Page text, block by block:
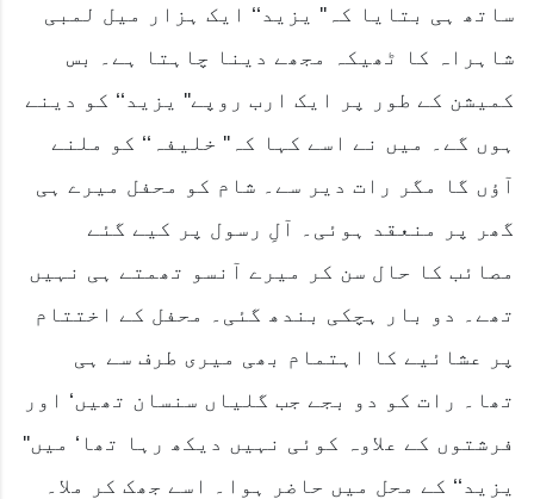
ساتھ ہی بتایا کہ'' یزید‘‘ ایک ہزار میل لمبی
شاہراہ کا ٹھیکہ مجھے دینا چاہتا ہے۔ بس
کمیشن کے طور پر ایک ارب روپے'' یزید‘‘ کو دینے
ہوں گے۔ میں نے اسے کہا کہ'' خلیفہ‘‘ کو ملنے
آؤں گا مگر رات دیر سے۔ شام کو محفل میرے ہی
گھر پر منعقد ہوئی۔ آلِ رسول پر کیے گئے
مصائب کا حال سن کر میرے آنسو تھمتے ہی نہیں
تھے۔ دو بار ہچکی بندھ گئی۔ محفل کے اختتام
پر عشائیے کا اہتمام بھی میری طرف سے ہی
تھا۔ رات کو دو بجے جب گلیاں سنسان تھیں‘ اور
فرشتوں کے علاوہ کوئی نہیں دیکھ رہا تھا‘ میں''
یزید‘‘ کے محل میں حاضر ہوا۔ اسے جھک کر ملا۔